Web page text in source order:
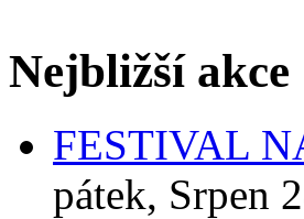
Nejbližší akce
FESTIVAL
pátek, Srpen